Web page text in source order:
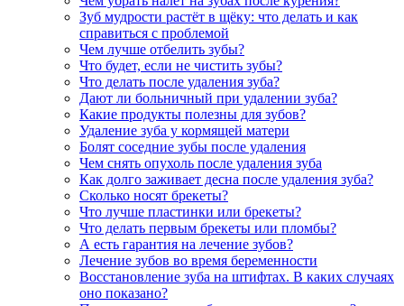
Зуб мудрости растёт в щёку: что делать и как
справиться с проблемой
Чем лучше отбелить зубы?
Что будет, если не чистить зубы?
Что делать после удаления зуба?
Дают ли больничный при удалении зуба?
Какие продукты полезны для зубов?
Удаление зуба у кормящей матери
Болят соседние зубы после удаления
Чем снять опухоль после удаления зуба
Как долго заживает десна после удаления зуба?
Сколько носят брекеты?
Что лучше пластинки или брекеты?
Что делать первым брекеты или пломбы?
А есть гарантия на лечение зубов?
Лечение зубов во время беременности
Восстановление зуба на штифтах. В каких случаях
оно показано?